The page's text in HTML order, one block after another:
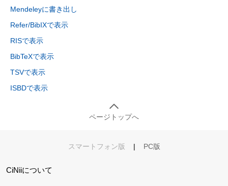
Mendeleyに書き出し
Refer/BibIXで表示
RISで表示
BibTeXで表示
TSVで表示
ISBDで表示
ページトップへ
スマートフォン版 | PC版
CiNiiについて